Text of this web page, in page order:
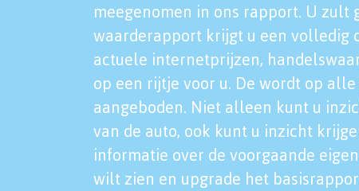
meegenomen in ons rapport. U zult
waarderapport krijgt u een volledig
actuele internetprijzen,
op een rijtje voor u. De wordt op
aangeboden. Niet alleen kunt u
van de auto, ook kunt u inzicht
informatie over de voorgaande
wilt zien en upgrade het